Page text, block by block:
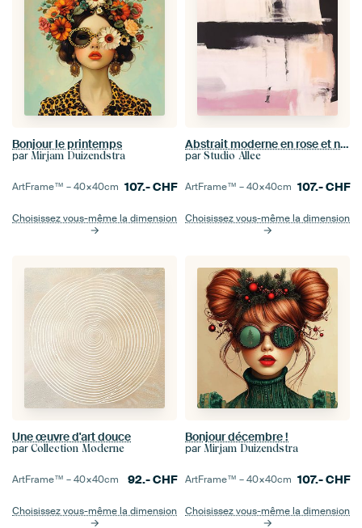
Bonjour le printemps
par Mirjam Duizendstra
ArtFrame™ –40×40cm 107.-CHF
Choisissez vous-même la dimension
Abstrait moderne en rose et noir
par Studio Allee
ArtFrame™ –40×40cm 107.-CHF
Choisissez vous-même la dimension
Une œuvre d'art douce
par Collection Moderne
ArtFrame™ –40×40cm 92.-CHF
Choisissez vous-même la dimension
Bonjour décembre !
par Mirjam Duizendstra
ArtFrame™ –40×40cm 107.-CHF
Choisissez vous-même la dimension